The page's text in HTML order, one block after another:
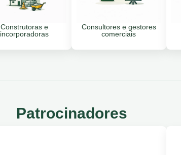
Construtoras e
incorporadoras
Consultores e gestores
comerciais
Patrocinadores